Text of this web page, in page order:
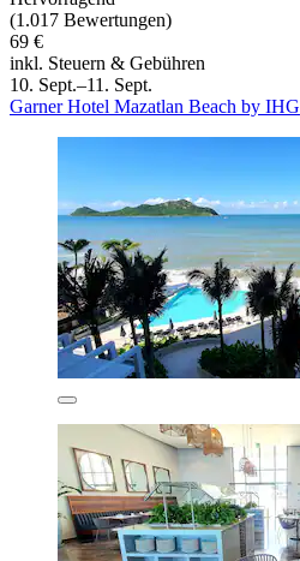
(1.017 Bewertungen)
69 €
inkl. Steuern & Gebühren
10. Sept.–11. Sept.
Garner Hotel Mazatlan Beach by IHG